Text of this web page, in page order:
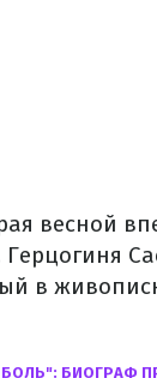
весной
в
БИОГРАФ